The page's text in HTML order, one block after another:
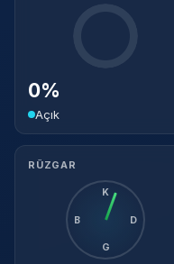
0%
Açık
RÜZGAR
K
D
G
B